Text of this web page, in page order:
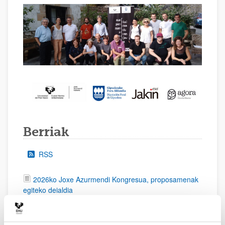
Berriak
RSS
2026ko Joxe Azurmendi Kongresua, proposamenak
egiteko deialdia
Filosofia: Zientzia, Gizartea, Teknologia masterra